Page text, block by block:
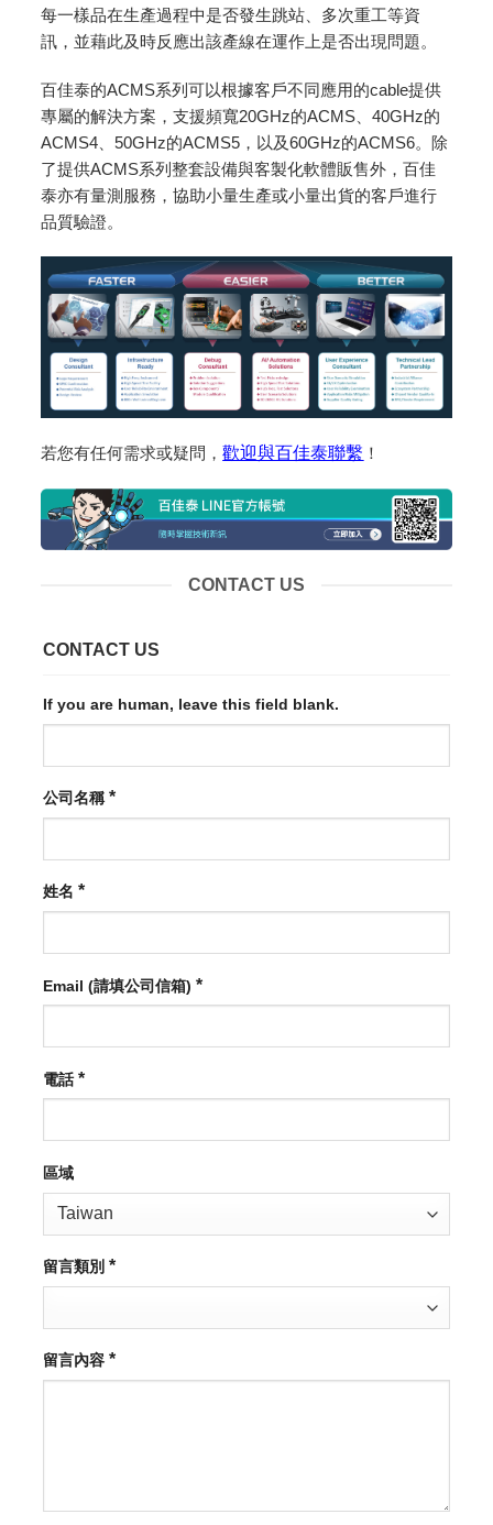
每一樣品在生產過程中是否發生跳站、多次重工等資
訊，並藉此及時反應出該產線在運作上是否出現問題。
百佳泰的ACMS系列可以根據客戶不同應用的cable提供
專屬的解決方案，支援頻寬20GHz的ACMS、40GHz的
ACMS4、50GHz的ACMS5，以及60GHz的ACMS6。除
了提供ACMS系列整套設備與客製化軟體販售外，百佳
泰亦有量測服務，協助小量生產或小量出貨的客戶進行
品質驗證。
若您有任何需求或疑問，歡迎與百佳泰聯繫 ！
CONTACT US
CONTACT US
If you are human, leave this field blank.
公司名稱*
姓名*
Email (請填公司信箱)*
電話*
區域
留言類別*
留言內容*